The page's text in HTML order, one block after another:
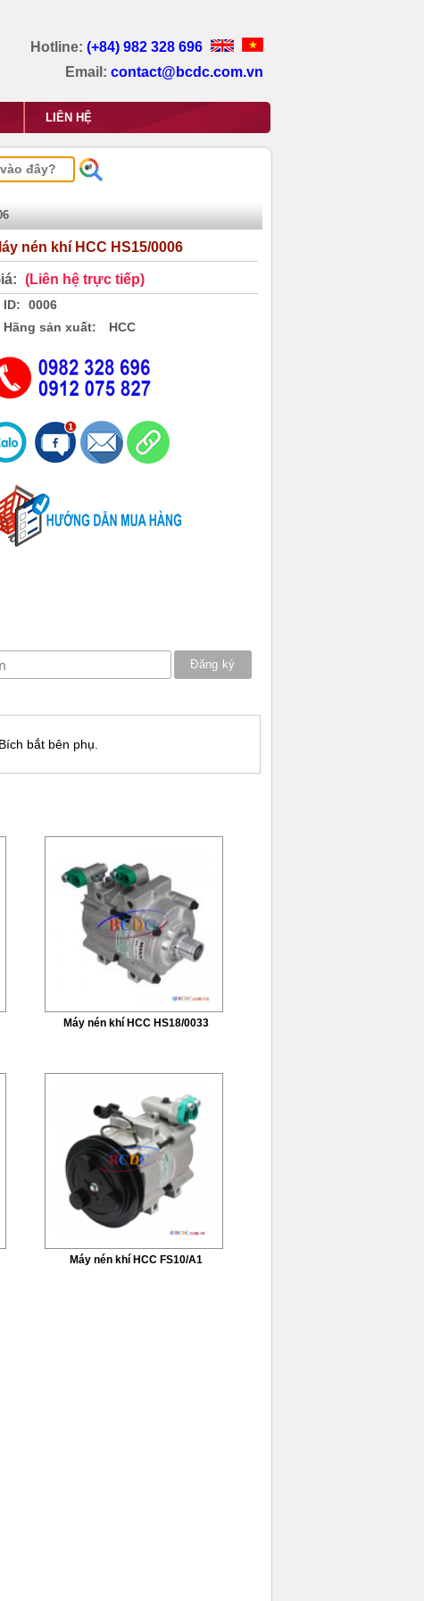
Hotline: (+84) 982 328 696
Email: contact@bcdc.com.vn
LIÊN HỆ
nén khí HCC HS15/0006
(Liên hệ trực tiếp)
ID:
0006
Hãng sản xuất:
HCC
bắt bên phụ.
Máy nén khí HCC HS18/0033
Máy nén khí HCC FS10/A1